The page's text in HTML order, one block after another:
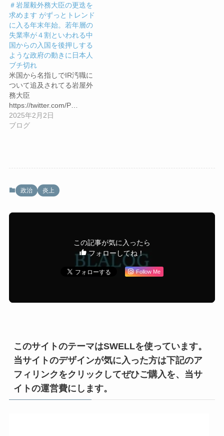
＃岩屋毅外務大臣の更迭を
求めます がずっとトレンド
に入る年末年始。若年層の
失業率が４割といわれる中
国からの入国を後押しする
ような政府の動きに日本人
ブチ切れ
米国から名指しでIR汚職に
ついて追及されてる岩屋外
務大臣
https://twitter.com/P…
2025年2月2日
ブログ
政治 炎上
この記事が気に入ったら
フォローしてね！
Follow Me
このサイトのテーマはSWELLを使っています。
当サイトのデザインが気に入った方は下記のア
フィリンクをクリックしてぜひご購入を、当サ
イトの運営費にします。